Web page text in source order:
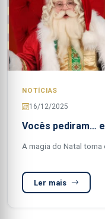
NOTÍCIAS
16/12/2025
Vocês pediram…
A magia do Natal toma
Ler mais